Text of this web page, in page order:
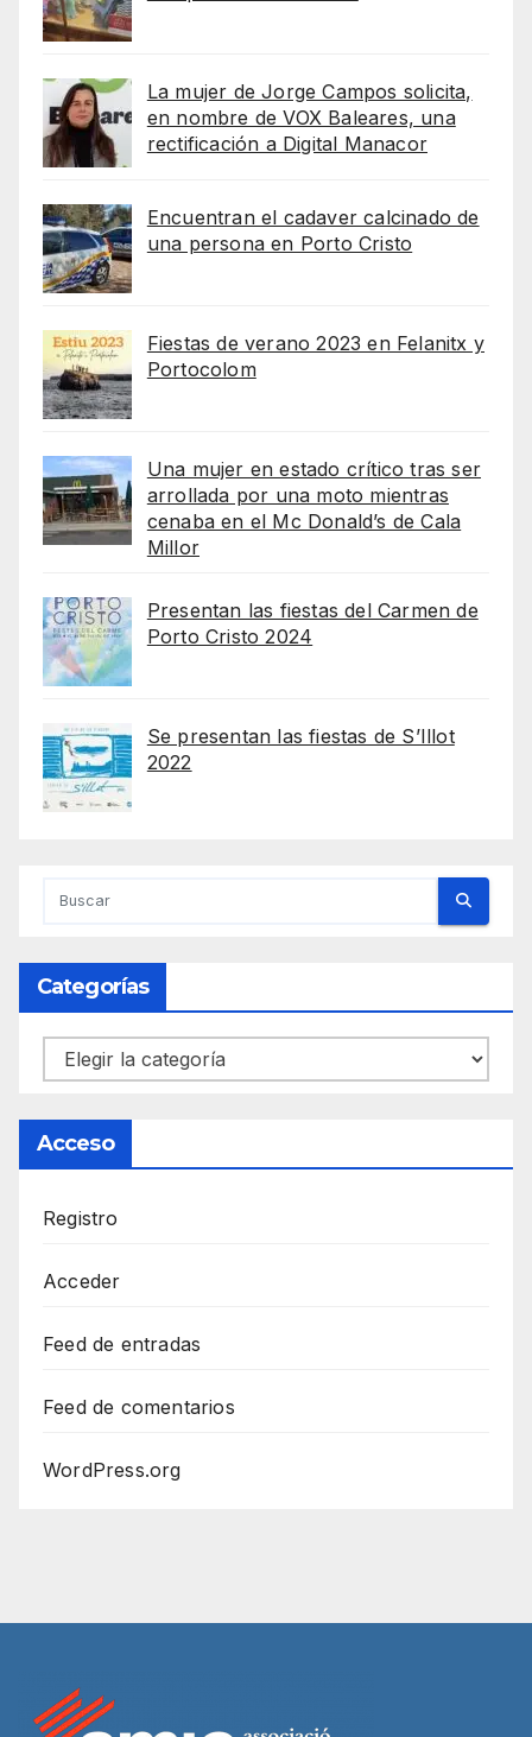
La mujer de Jorge Campos solicita,
en nombre de VOX Baleares, una
rectificación a Digital Manacor
Encuentran el cadaver calcinado de
una persona en Porto Cristo
Fiestas de verano 2023 en Felanitx y
Portocolom
Una mujer en estado crítico tras ser
arrollada por una moto mientras
cenaba en el Mc Donald’s de Cala
Millor
Presentan las fiestas del Carmen de
Porto Cristo 2024
Se presentan las fiestas de S’Illot
2022
Categorías
Categorías
Acceso
Registro
Acceder
Feed de entradas
Feed de comentarios
WordPress.org